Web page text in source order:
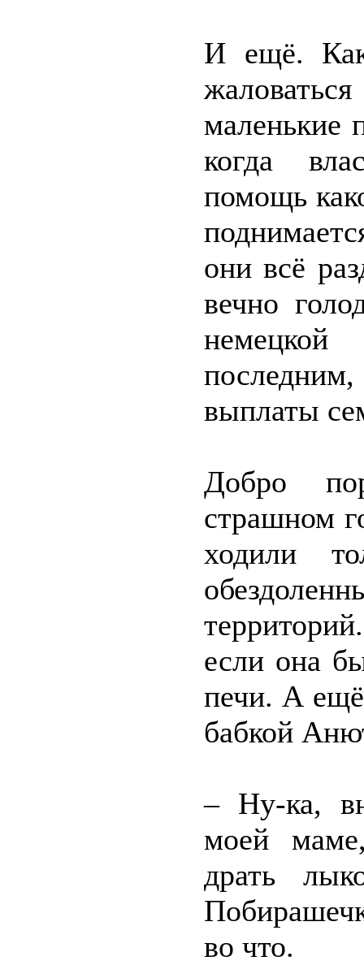
И ещё.
маленькие
когда
помощь
они всё
вечно
выплаты
Добро
страшном
ходили
если она
печи. А ещё
бабкой
– Ну-ка,
моей
драть
во что.